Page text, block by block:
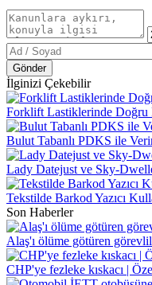
Gönder
İlginizi Çekebilir
Forklift Lastiklerinde Doğru
Bulut Tabanlı PDKS ile
Lady Datejust ve Sky-
Tekstilde Barkod Yazıcı
Son Haberler
Alaş'ı ölüme götüren
CHP'ye fezleke kıskacı |